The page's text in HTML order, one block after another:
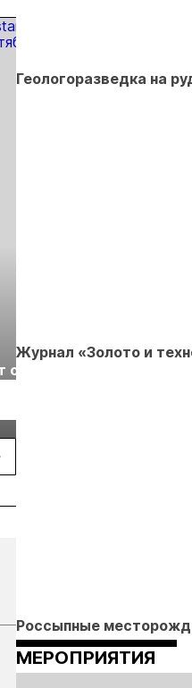
с
Выставка
Геологоразведка на
Журнал «Золото и
Россыпные
МЕРОПРИЯТИЯ